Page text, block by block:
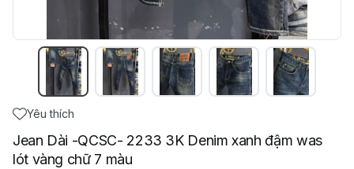
Yêu thích
Jean Dài -QCSC- 2233 3K Denim xanh đậm was
lót vàng chữ 7 màu